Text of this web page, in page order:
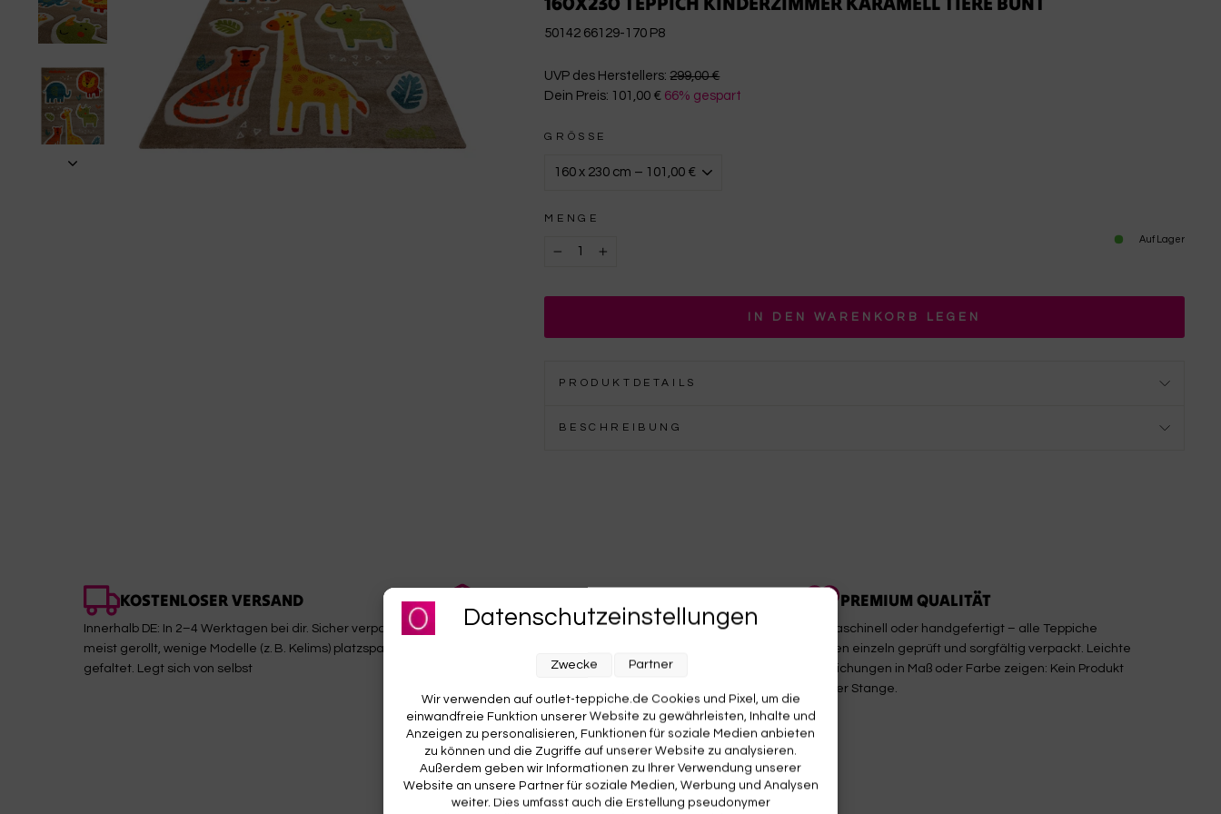
50142 66129-170 P8
UVP des Herstellers: 299,00 €€299,00
Dein Preis: 101,00 € 66% gespart
GRÖSSE
MENGE
Auf Lager
IN DEN WARENKORB LEGEN
PRODUKTDETAILS
BESCHREIBUNG
KOSTENLOSER VERSAND
Innerhalb DE: In 2–4 Werktagen bei dir. Sicher verpackt,
meist gerollt, wenige Modelle (z. B. Kelims) platzsparend
gefaltet. Legt sich von selbst
Rückgabe? Für dich kostenlos. Du hast 14 Tage Zeit zum
PREMIUM QUALITÄT
Ob maschinell oder handgefertigt – alle Teppiche
werden einzeln geprüft und sorgfältig verpackt. Leichte
Abweichungen in Maß oder Farbe zeigen: Kein Produkt
von der Stange.
Datenschutzeinstellungen
Wir verwenden auf outlet-teppiche.de Cookies und Pixel, um die
einwandfreie Funktion unserer Website zu gewährleisten, Inhalte und
Anzeigen zu personalisieren, Funktionen für soziale Medien anbieten
zu können und die Zugriffe auf unserer Website zu analysieren.
Außerdem geben wir Informationen zu Ihrer Verwendung unserer
Website an unsere Partner für soziale Medien, Werbung und Analysen
weiter. Dies umfasst auch die Erstellung pseudonymer
Zwecke Partner